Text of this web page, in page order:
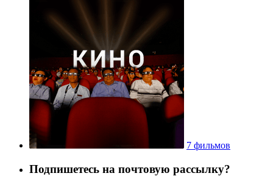
7 фильмов
Подпишетесь на почтовую рассылку?